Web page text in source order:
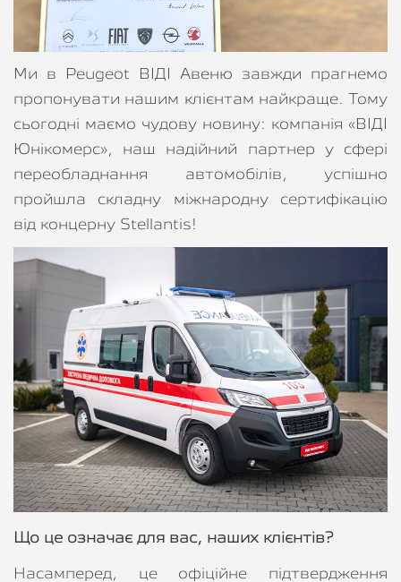
Ми в Peugeot ВІДІ Авеню завжди прагнемо
пропонувати нашим клієнтам найкраще. Тому
сьогодні маємо чудову новину: компанія «ВІДІ
Юнікомерс», наш надійний партнер у сфері
переобладнання автомобілів, успішно
пройшла складну міжнародну сертифікацію
від концерну Stellantis!
Що це означає для вас, наших клієнтів?
Насамперед, це офіційне підтвердження